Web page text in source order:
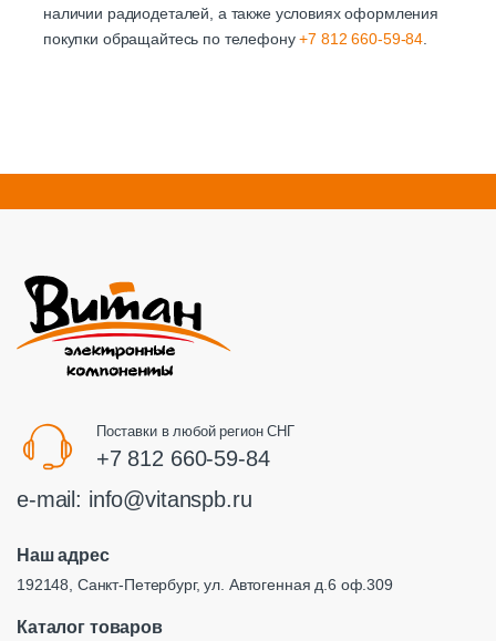
наличии радиодеталей, а также условиях оформления
покупки обращайтесь по телефону+7 812 660-59-84.
Поставки в любой регион СНГ
+7 812 660-59-84
e-mail: info@vitanspb.ru
Наш адрес
192148, Санкт-Петербург, ул. Автогенная д.6 оф.309
Каталог товаров